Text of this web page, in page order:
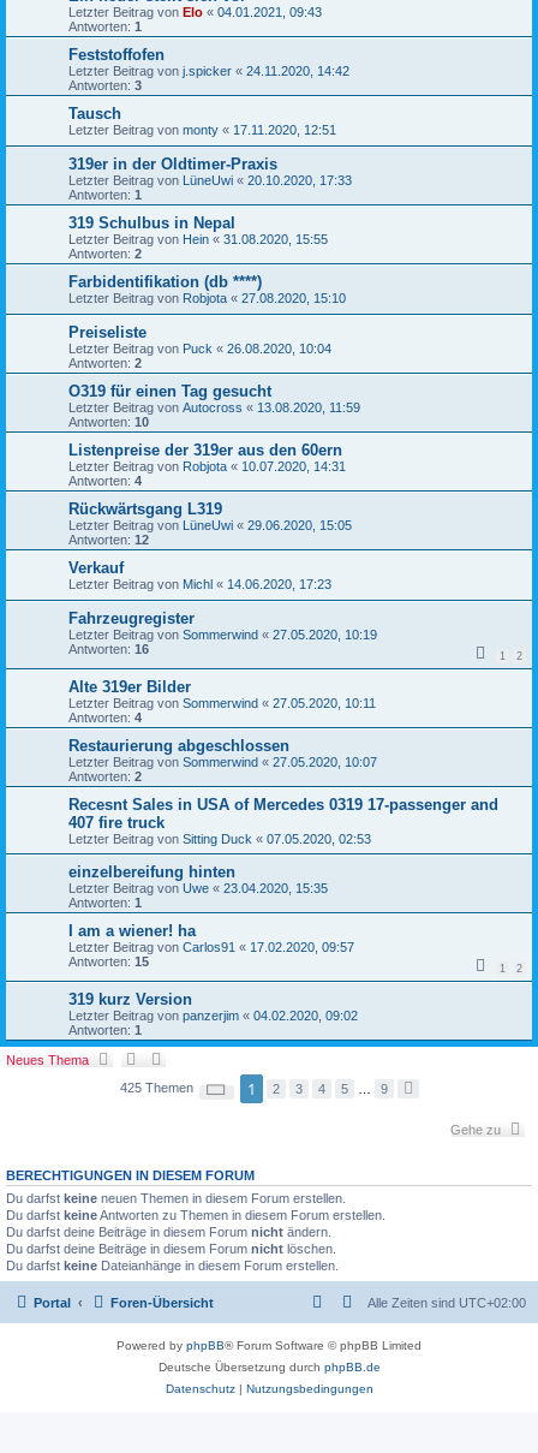
Letzter Beitrag von Elo « 04.01.2021, 09:43
Antworten: 1
Feststoffofen
Letzter Beitrag von j.spicker « 24.11.2020, 14:42
Antworten: 3
Tausch
Letzter Beitrag von monty « 17.11.2020, 12:51
319er in der Oldtimer-Praxis
Letzter Beitrag von LüneUwi « 20.10.2020, 17:33
Antworten: 1
319 Schulbus in Nepal
Letzter Beitrag von Hein « 31.08.2020, 15:55
Antworten: 2
Farbidentifikation (db ****)
Letzter Beitrag von Robjota « 27.08.2020, 15:10
Preiseliste
Letzter Beitrag von Puck « 26.08.2020, 10:04
Antworten: 2
O319 für einen Tag gesucht
Letzter Beitrag von Autocross « 13.08.2020, 11:59
Antworten: 10
Listenpreise der 319er aus den 60ern
Letzter Beitrag von Robjota « 10.07.2020, 14:31
Antworten: 4
Rückwärtsgang L319
Letzter Beitrag von LüneUwi « 29.06.2020, 15:05
Antworten: 12
Verkauf
Letzter Beitrag von Michl « 14.06.2020, 17:23
Fahrzeugregister
Letzter Beitrag von Sommerwind « 27.05.2020, 10:19
Antworten: 16
1 2
Alte 319er Bilder
Letzter Beitrag von Sommerwind « 27.05.2020, 10:11
Antworten: 4
Restaurierung abgeschlossen
Letzter Beitrag von Sommerwind « 27.05.2020, 10:07
Antworten: 2
Recesnt Sales in USA of Mercedes 0319 17-passenger and
407 fire truck
Letzter Beitrag von Sitting Duck « 07.05.2020, 02:53
einzelbereifung hinten
Letzter Beitrag von Uwe « 23.04.2020, 15:35
Antworten: 1
I am a wiener! ha
Letzter Beitrag von Carlos91 « 17.02.2020, 09:57
Antworten: 15
1 2
319 kurz Version
Letzter Beitrag von panzerjim « 04.02.2020, 09:02
Antworten: 1
Neues Thema
425 Themen
v
o
n
9
1 2 3 4 5 9
Gehe zu
BERECHTIGUNGEN IN DIESEM FORUM
Du darfst keine neuen Themen in diesem Forum erstellen.
Du darfst keineAntworten zu Themen in diesem Forum erstellen.
Du darfst deine Beiträge in diesem Forum nicht ändern.
Du darfst deine Beiträge in diesem Forum nicht löschen.
Du darfst keine Dateianhänge in diesem Forum erstellen.
Portal Foren-Übersicht Alle Zeiten sind UTC+02:00
Powered by phpBB® Forum Software © phpBB Limited
Deutsche Übersetzung durch phpBB.de
Datenschutz | Nutzungsbedingungen